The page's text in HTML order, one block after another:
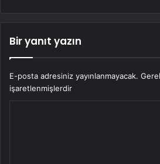
Bir yanıt yazın
E-posta adresiniz yayınlanmayacak.
işaretlenmişlerdir